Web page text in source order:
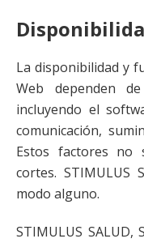
La disponibilidad y
Web dependen
incluyendo el
comunicación,
Estos factores no
cortes. STIMULUS
modo alguno.
STIMULUS